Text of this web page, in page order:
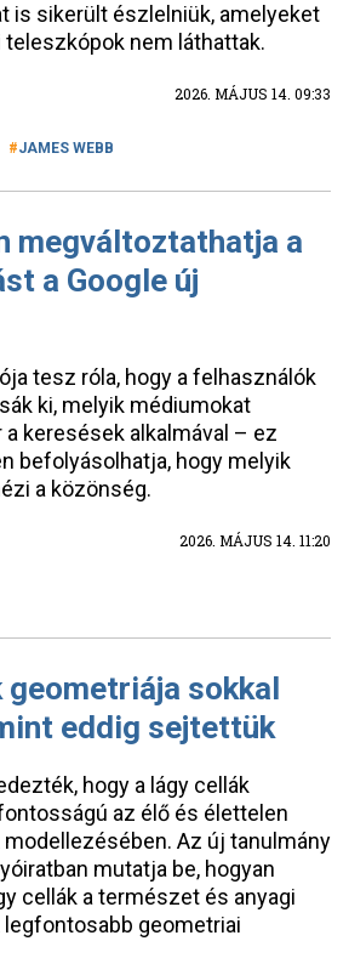
is sikerült észlelniük, amelyeket
teleszkópok nem láthattak.
2026. MÁJUS 14. 09:33
JAMES WEBB
megváltoztathatja a
a Google új
tesz róla, hogy a felhasználók
ki, melyik médiumokat
keresések alkalmával – ez
befolyásolhatja, hogy melyik
a közönség.
2026. MÁJUS 14. 11:20
geometriája sokkal
eddig sejtettük
hogy a lágy cellák
az élő és élettelen
Az új tanulmány
mutatja be, hogyan
cellák a természet és anyagi
geometriai